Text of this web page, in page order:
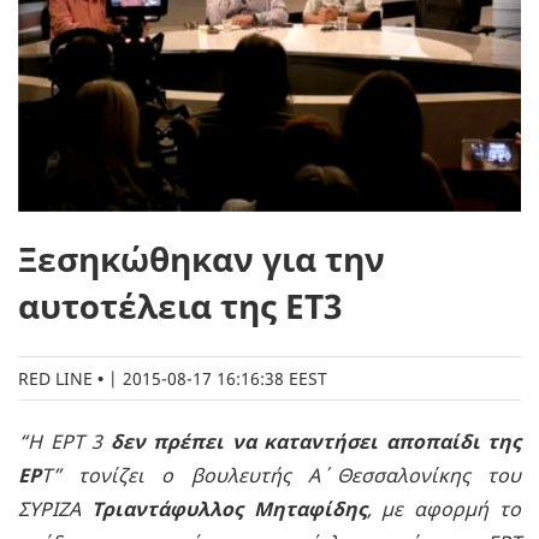
Ξεσηκώθηκαν για την
αυτοτέλεια της ΕΤ3
RED LINE | 2015-08-17 16:16:38 EEST
“Η ΕΡΤ 3 δεν πρέπει να καταντήσει αποπαίδι της
ΕΡΤ” τονίζει ο βουλευτής Α΄ Θεσσαλονίκης του
ΣΥΡΙΖΑ Τριαντάφυλλος Μηταφίδης, με αφορμή το